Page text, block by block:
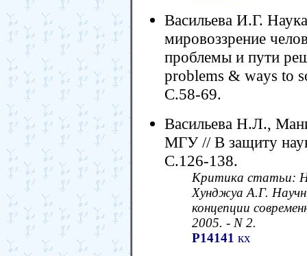
Васильева И.Г.
мировоззрение
проблемы и пути
problems & ways to
С.58-69.
Васильева Н.Л.,
МГУ // В защиту
С.126-138.
Критика статьи:
Хунджуа А.Г.
концепции
2005. - N 2.
Р14141 кх